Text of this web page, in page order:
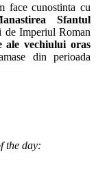
face cunostinta cu
Sfantul
Imperiul Roman
ale vechiului oras
din perioada
the day: